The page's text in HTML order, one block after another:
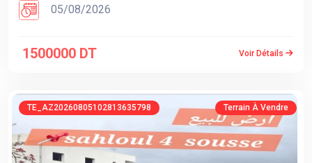
05/08/2026
1500000 DT Voir Détails
TE_AZ20260805102813635798 Terrain À Vendre